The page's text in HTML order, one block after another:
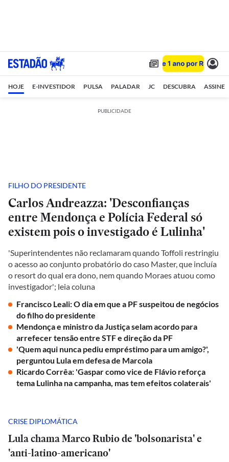
HOJE E-INVESTIDOR PULSA PALADAR JC DESCUBRA ASSINE
PUBLICIDADE
FILHO DO PRESIDENTE
Carlos Andreazza: 'Desconfianças
entre Mendonça e Polícia Federal só
existem pois o investigado é Lulinha'
'Superintendentes não reclamaram quando Toffoli restringiu
o acesso ao conjunto probatório do caso Master, que incluía
o resort do qual era dono, nem quando Moraes atuou como
investigador'; leia coluna
Francisco Leali: O dia em que a PF suspeitou de negócios
do filho do presidente
Mendonça e ministro da Justiça selam acordo para
arrefecer tensão entre STF e direção da PF
'Quem aqui nunca pediu empréstimo para um amigo?',
perguntou Lula em defesa de Marcola
Ricardo Corrêa: 'Gaspar como vice de Flávio reforça
tema Lulinha na campanha, mas tem efeitos colaterais'
CRISE DIPLOMÁTICA
Lula chama Marco Rubio de 'bolsonarista' e
'anti-latino-americano'